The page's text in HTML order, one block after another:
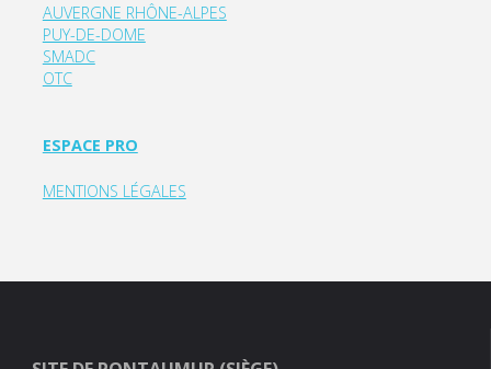
AUVERGNE RHÔNE-ALPES
PUY-DE-DOME
SMADC
OTC
ESPACE PRO
MENTIONS LÉGALES